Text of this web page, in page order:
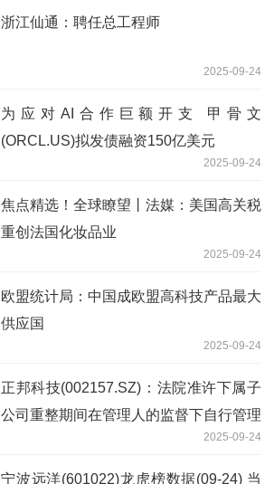
浙江仙通：聘任总工程师
2025-09-24
为应对AI合作巨额开支 甲骨文
(ORCL.US)拟发债融资150亿美元
2025-09-24
焦点精选！全球瞭望丨法媒：美国高关税
重创法国化妆品业
2025-09-24
欧盟统计局：中国成欧盟高科技产品最大
供应国
2025-09-24
正邦科技(002157.SZ)：法院准许下属子
公司重整期间在管理人的监督下自行管理
2025-09-24
宁波远洋(601022)龙虎榜数据(09-24) 当